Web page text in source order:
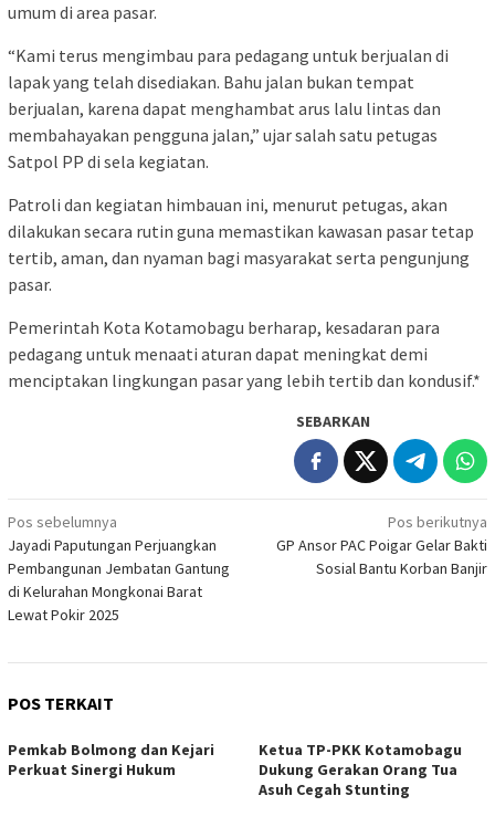
umum di area pasar.
“Kami terus mengimbau para pedagang untuk berjualan di
lapak yang telah disediakan. Bahu jalan bukan tempat
berjualan, karena dapat menghambat arus lalu lintas dan
membahayakan pengguna jalan,” ujar salah satu petugas
Satpol PP di sela kegiatan.
Patroli dan kegiatan himbauan ini, menurut petugas, akan
dilakukan secara rutin guna memastikan kawasan pasar tetap
tertib, aman, dan nyaman bagi masyarakat serta pengunjung
pasar.
Pemerintah Kota Kotamobagu berharap, kesadaran para
pedagang untuk menaati aturan dapat meningkat demi
menciptakan lingkungan pasar yang lebih tertib dan kondusif.*
SEBARKAN
Navigasi
pos
Pos sebelumnya
Jayadi Paputungan Perjuangkan
Pembangunan Jembatan Gantung
di Kelurahan Mongkonai Barat
Lewat Pokir 2025
Pos berikutnya
GP Ansor PAC Poigar Gelar Bakti
Sosial Bantu Korban Banjir
POS TERKAIT
Pemkab Bolmong dan Kejari
Perkuat Sinergi Hukum
Ketua TP-PKK Kotamobagu
Dukung Gerakan Orang Tua
Asuh Cegah Stunting